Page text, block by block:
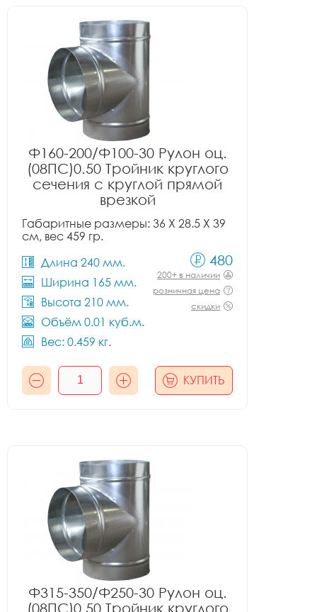
Ф160-200/Ф100-30 Рулон оц.
(08ПС)0.50 Тройник круглого
сечения с круглой прямой
врезкой
Габаритные размеры: 36 X 28.5 X 39
см, вес 459 гр.
Длина 240 мм.
Ширина 165 мм.
Высота 210 мм.
Объём 0.01 куб.м.
Вес: 0.459 кг.
480
200+ в наличии
розничная цена
скидки
КУПИТЬ
Ф315-350/Ф250-30 Рулон оц.
(08ПС)0.50 Тройник круглого